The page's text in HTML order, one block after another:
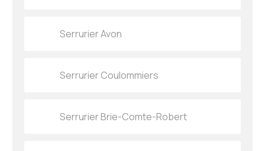
Serrurier Avon
Serrurier Coulommiers
Serrurier Brie-Comte-Robert